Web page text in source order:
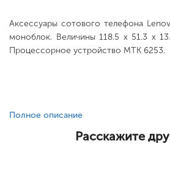
Аксессуары сотового телефона
моноблок. Величины 118.5 x 51.3 x
Процессорное устройство MTK 6253.
Полное описание
Расскажите